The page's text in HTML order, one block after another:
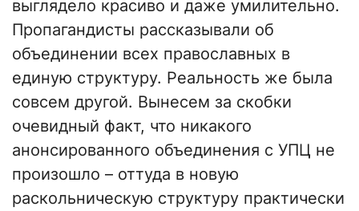
выглядело красиво и даже умилительно.
Пропагандисты рассказывали об
объединении всех православных в
единую структуру. Реальность же была
совсем другой. Вынесем за скобки
очевидный факт, что никакого
анонсированного объединения с УПЦ не
произошло – оттуда в новую
раскольническую структуру практически